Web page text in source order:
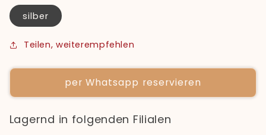
silber
Teilen, weiterempfehlen
per Whatsapp reservieren
Lagernd in folgenden Filialen